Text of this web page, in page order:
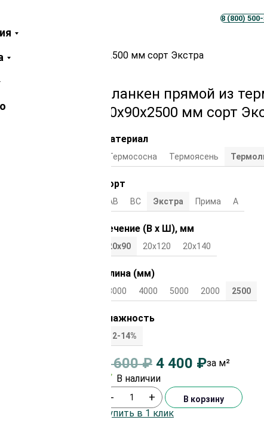
Телеграм
MAX8 (800)
20х90х2500 мм сорт Экстра
Планкен прямой из
20х90х2500 мм сорт
Материал
Термососна Термоясень
Сорт
АВ ВС Экстра Прима А
Сечение (В х Ш), мм
20х90 20х120 20х140
Длина (мм)
3000 4000 5000 2000 2500
Влажность
12-14%
4 600₽ 4 400 ₽за м²
В наличии
- + В корзину
Купить в 1 клик